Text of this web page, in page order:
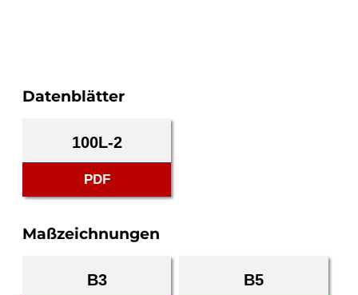
Datenblätter
100L-2
PDF
Maßzeichnungen
B3 B5